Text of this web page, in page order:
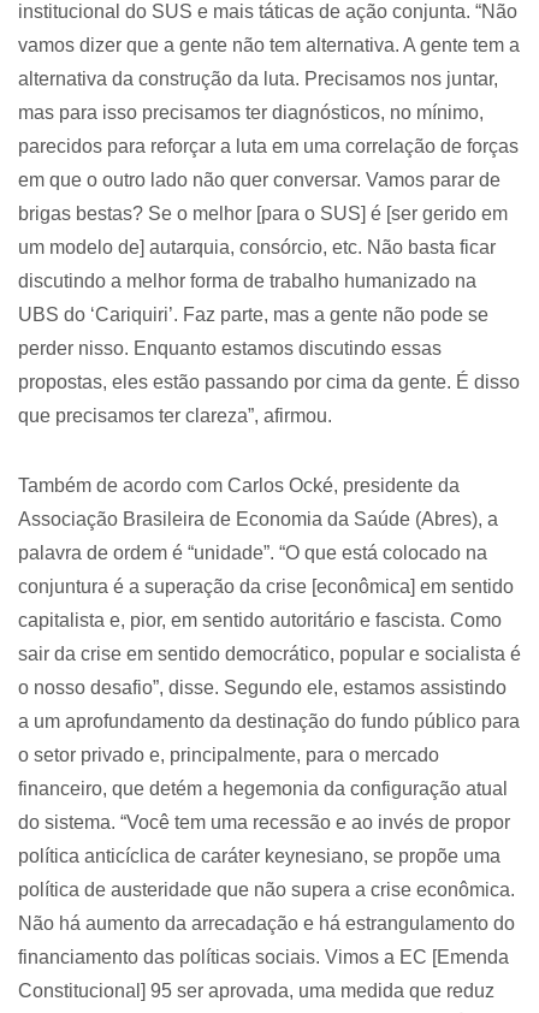
institucional do SUS e mais táticas de ação conjunta. “Não
vamos dizer que a gente não tem alternativa. A gente tem a
alternativa da construção da luta. Precisamos nos juntar,
mas para isso precisamos ter diagnósticos, no mínimo,
parecidos para reforçar a luta em uma correlação de forças
em que o outro lado não quer conversar. Vamos parar de
brigas bestas? Se o melhor [para o SUS] é [ser gerido em
um modelo de] autarquia, consórcio, etc. Não basta ficar
discutindo a melhor forma de trabalho humanizado na
UBS do ‘Cariquiri’. Faz parte, mas a gente não pode se
perder nisso. Enquanto estamos discutindo essas
propostas, eles estão passando por cima da gente. É disso
que precisamos ter clareza”, afirmou.
Também de acordo com Carlos Ocké, presidente da
Associação Brasileira de Economia da Saúde (Abres), a
palavra de ordem é “unidade”. “O que está colocado na
conjuntura é a superação da crise [econômica] em sentido
capitalista e, pior, em sentido autoritário e fascista. Como
sair da crise em sentido democrático, popular e socialista é
o nosso desafio”, disse. Segundo ele, estamos assistindo
a um aprofundamento da destinação do fundo público para
o setor privado e, principalmente, para o mercado
financeiro, que detém a hegemonia da configuração atual
do sistema. “Você tem uma recessão e ao invés de propor
política anticíclica de caráter keynesiano, se propõe uma
política de austeridade que não supera a crise econômica.
Não há aumento da arrecadação e há estrangulamento do
financiamento das políticas sociais. Vimos a EC [Emenda
Constitucional] 95 ser aprovada, uma medida que reduz